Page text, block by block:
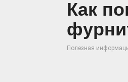
Как
Полезная